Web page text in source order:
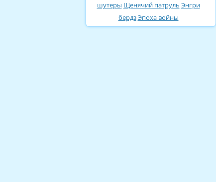
шутеры Щенячий патруль Энгри
бердзЭпоха войны